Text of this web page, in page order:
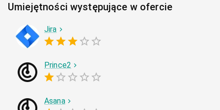
Umiejętności występujące w ofercie
Jira
Prince2
Asana